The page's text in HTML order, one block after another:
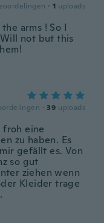
· 1 uploads
arms ! So I
not but this
· 39 uploads
froh eine
zu haben. Es
gefällt es. Von
so gut
ziehen wenn
Kleider trage